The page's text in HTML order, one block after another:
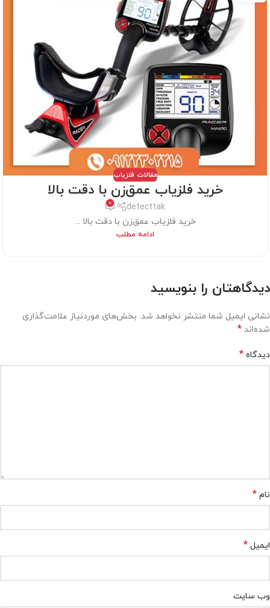
مقالات فلزیاب
خرید فلزیاب عمق‌زن با دقت بالا
detecttak
0
خرید فلزیاب عمق‌زن با دقت بالا ...
ادامه مطلب
دیدگاهتان را بنویسید
نشانی ایمیل شما منتشر نخواهد شد. بخش‌های موردنیاز علامت‌گذاری
شده‌اند *
دیدگاه *
نام *
ایمیل *
وب‌ سایت